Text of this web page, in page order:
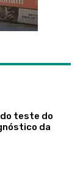
teste do
da